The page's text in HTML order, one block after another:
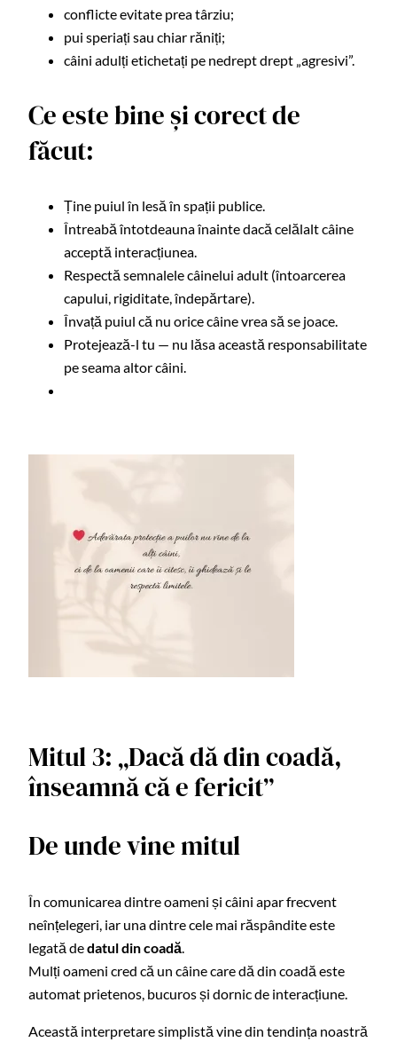
conflicte evitate prea târziu;
pui speriați sau chiar răniți;
câini adulți etichetați pe nedrept drept „agresivi”.
Ce este bine și corect de
făcut:
Ține puiul în lesă în spații publice.
Întreabă întotdeauna înainte dacă celălalt câine
acceptă interacțiunea.
Respectă semnalele câinelui adult (întoarcerea
capului, rigiditate, îndepărtare).
Învață puiul că nu orice câine vrea să se joace.
Protejează-l tu — nu lăsa această responsabilitate
pe seama altor câini.
Mitul 3: „Dacă dă din coadă,
înseamnă că e fericit”
De unde vine mitul
În comunicarea dintre oameni și câini apar frecvent
neînțelegeri, iar una dintre cele mai răspândite este
legată dedatul din coadă
Mulți oameni cred că un câine care dă din coadă este
automat prietenos, bucuros și dornic de interacțiune.
Această interpretare simplistă vine din tendința noastră